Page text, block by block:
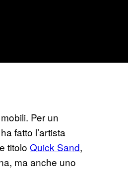
Per un
fatto l’artista
titolo Quick Sand,
ma anche uno